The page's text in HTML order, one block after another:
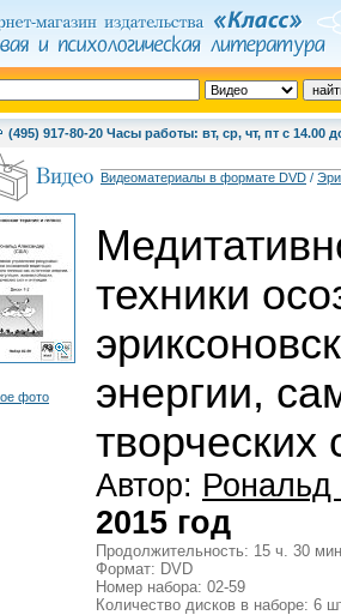
(495) 917-80-20 Часы работы: вт, ср, чт, пт с 14.00
Видеоматериалы в формате DVD /
фото
техники
энергии,
творческих
Автор: Рональд
2015 год
Продолжительность: 15 ч. 30
Формат: DVD
Номер набора: 02-59
Количество дисков в наборе: 6